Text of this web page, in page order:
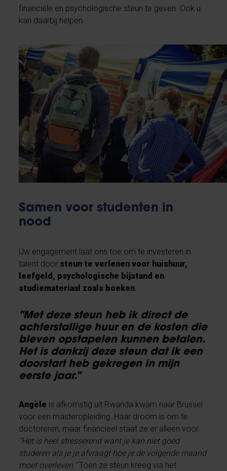
financiële en psychologische steun te geven. Ook u
kan daarbij helpen.
Samen voor studenten in
nood
Uw engagement laat ons toe om te investeren in
talent door steun te verlenen voor huishuur,
leefgeld, psychologische bijstand en
studiemateriaal zoals boeken.
"Met deze steun heb ik direct de
achterstallige huur en de kosten die
bleven opstapelen kunnen betalen.
Het is dankzij deze steun dat ik een
doorstart heb gekregen in mijn
eerste jaar."
Angèle is afkomstig uit Rwanda kwam naar Brussel
voor een masteropleiding. Haar droom is om te
doctoreren, maar financieel staat ze er alleen voor.
"Het is heel stresserend want je kan niet goed
studeren als je je afvraagt hoe je de volgende maand
moet overleven."Toen ze steun kreeg via het